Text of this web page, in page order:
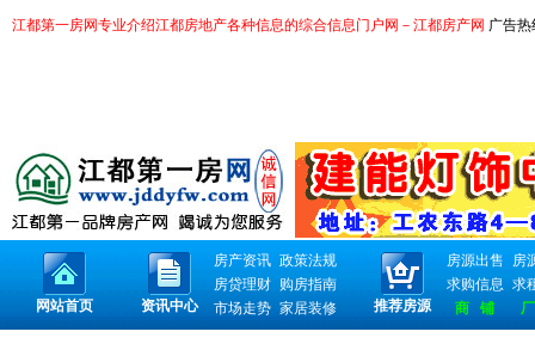
江都第一房网专业介绍江都房地产各种信息的综合信息门户网－江都房产网 广告热
网站首页 资讯中心
房产资讯 政策法规
房贷理财
购房指南
市场走势 家居装修 推荐房源
房源出售
房
求购信息 求
商 铺